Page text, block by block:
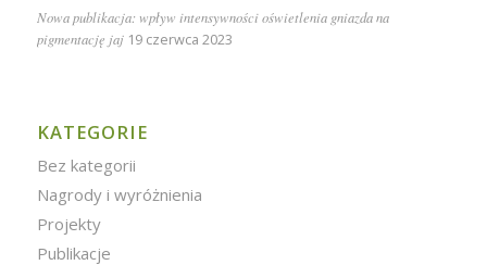
Nowa publikacja: wpływ intensywności oświetlenia gniazda na
pigmentację jaj 19 czerwca 2023
KATEGORIE
Bez kategorii
Nagrody i wyróżnienia
Projekty
Publikacje